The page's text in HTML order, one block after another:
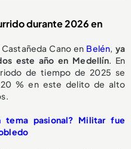
durante 2026 en
Cano en Belén ya
este año en Medellín. En
de tiempo de 2025 se
20 % en este delito de alto
tema pasional? Militar fue